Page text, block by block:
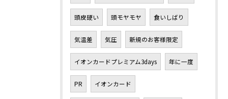
頭皮硬い 頭モヤモヤ 食いしばり
気温差 気圧 新規のお客様限定
イオンカードプレミアム3days 年に一度
PR イオンカード